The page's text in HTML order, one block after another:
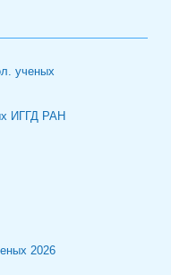
ученых
ИГГД РАН
2026